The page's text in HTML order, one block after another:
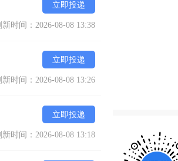
立即投递
新时间：2026-08-08 13:38
立即投递
新时间：2026-08-08 13:26
立即投递
新时间：2026-08-08 13:18